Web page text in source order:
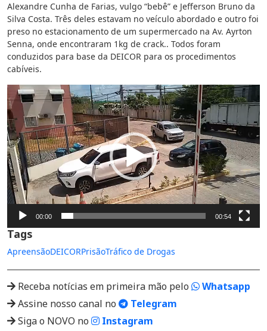
Alexandre Cunha de Farias, vulgo “bebê” e Jefferson Bruno da
Silva Costa. Três deles estavam no veículo abordado e outro foi
preso no estacionamento de um supermercado na Av. Ayrton
Senna, onde encontraram 1kg de crack.. Todos foram
conduzidos para base da DEICOR para os procedimentos
cabíveis.
Tocador
de
vídeo
00:00 00:54
Tags
ApreensãoDEICORPrisãoTráfico de Drogas
Receba notícias em primeira mão pelo
Whatsapp
Assine nosso canal no
Telegram
Siga o NOVO no
Instagram